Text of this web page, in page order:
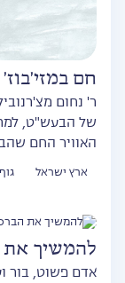
חם במזי'בוז'
ר' נחום
של הבעש"ט,
האוויר החם
ארץ ישראל
להמשיך את
אדם פשוט, בור